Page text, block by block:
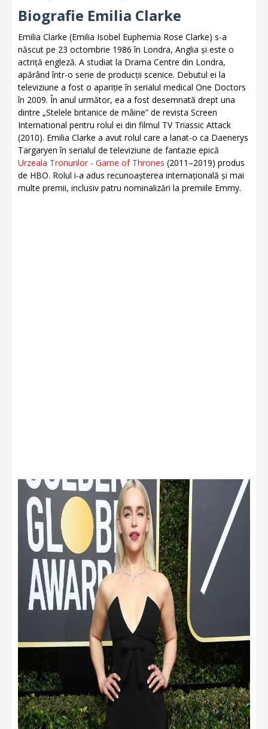
Biografie Emilia Clarke
Emilia Clarke (Emilia Isobel Euphemia Rose Clarke) s-a
născut pe 23 octombrie 1986 în Londra, Anglia și este o
actriță engleză. A studiat la Drama Centre din Londra,
apărând într-o serie de producții scenice. Debutul ei la
televiziune a fost o apariție în serialul medical One Doctors
în 2009. În anul următor, ea a fost desemnată drept una
dintre „Stelele britanice de mâine” de revista Screen
International pentru rolul ei din filmul TV Triassic Attack
(2010). Emilia Clarke a avut rolul care a lanat-o ca Daenerys
Targaryen în serialul de televiziune de fantazie epică
Urzeala Tronurilor - Game of Thrones (2011–2019) produs
de HBO. Rolul i-a adus recunoașterea internațională și mai
multe premii, inclusiv patru nominalizări la premiile Emmy.